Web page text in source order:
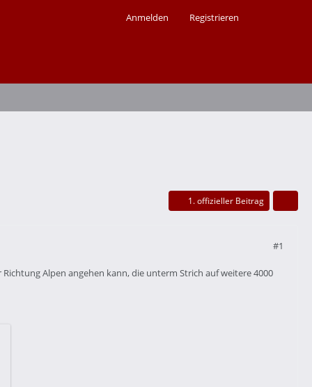
Anmelden Registrieren
1. offizieller Beitrag
#1
Alpen angehen kann, die unterm Strich auf weitere 4000